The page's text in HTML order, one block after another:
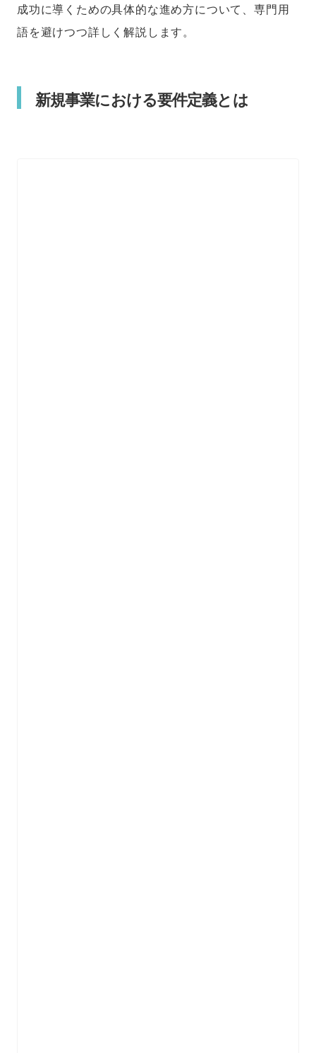
成功に導くための具体的な進め方について、専門用
語を避けつつ詳しく解説します。
新規事業における要件定義とは